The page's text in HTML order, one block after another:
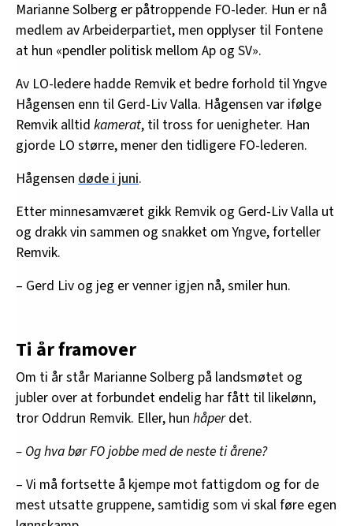
Marianne Solberg er påtroppende FO-leder. Hun er nå
medlem av Arbeiderpartiet, men opplyser til Fontene
at hun «pendler politisk mellom Ap og SV».
Av LO-ledere hadde Remvik et bedre forhold til Yngve
Hågensen enn til Gerd-Liv Valla. Hågensen var ifølge
Remvik alltid kamerat, til tross for uenigheter. Han
gjorde LO større, mener den tidligere FO-lederen.
Hågensen døde i juni.
Etter minnesamværet gikk Remvik og Gerd-Liv Valla ut
og drakk vin sammen og snakket om Yngve, forteller
Remvik.
– Gerd Liv og jeg er venner igjen nå, smiler hun.
Ti år framover
Om ti år står Marianne Solberg på landsmøtet og
jubler over at forbundet endelig har fått til likelønn,
tror Oddrun Remvik. Eller, hun håperdet.
– Og hva bør FO jobbe med de neste ti årene?
– Vi må fortsette å kjempe mot fattigdom og for de
mest utsatte gruppene, samtidig som vi skal føre egen